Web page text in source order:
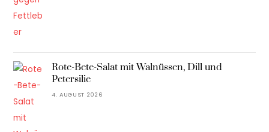
Rote-Bete-Salat mit Walnüssen, Dill und
Petersilie
4. AUGUST 2026